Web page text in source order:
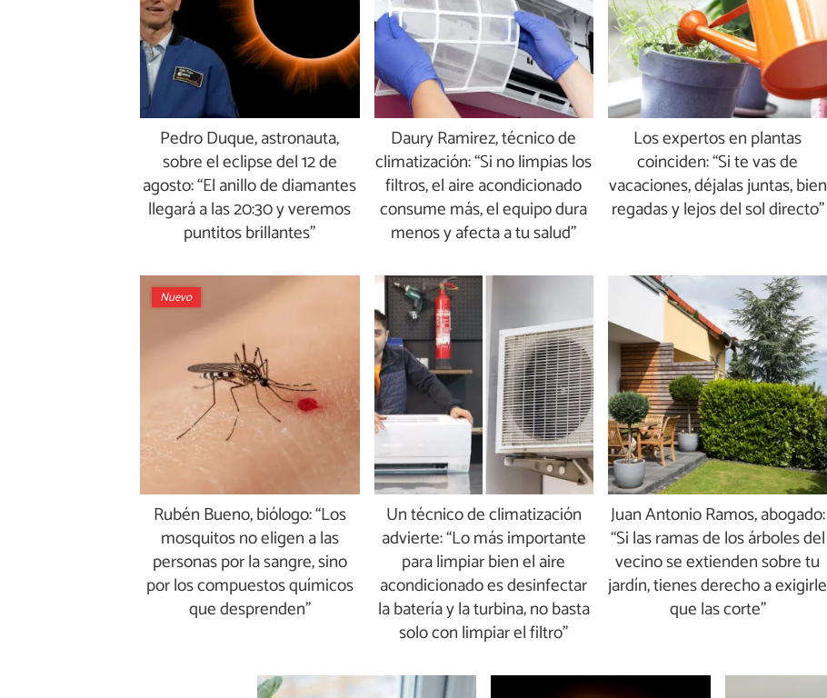
Pedro Duque, astronauta,
sobre el eclipse del 12 de
agosto: “El anillo de diamantes
llegará a las 20:30 y veremos
puntitos brillantes”
Daury Ramirez, técnico de
climatización: “Si no limpias los
filtros, el aire acondicionado
consume más, el equipo dura
menos y afecta a tu salud”
Los expertos en plantas
coinciden: “Si te vas de
vacaciones, déjalas juntas, bien
regadas y lejos del sol directo”
Nuevo
Rubén Bueno, biólogo: “Los
mosquitos no eligen a las
personas por la sangre, sino
por los compuestos químicos
que desprenden”
Un técnico de climatización
advierte: “Lo más importante
para limpiar bien el aire
acondicionado es desinfectar
la batería y la turbina; no basta
solo con limpiar el filtro”
Juan Antonio Ramos, abogado:
“Si las ramas de los árboles del
vecino se extienden sobre tu
jardín, tienes derecho a exigirle
que las corte”